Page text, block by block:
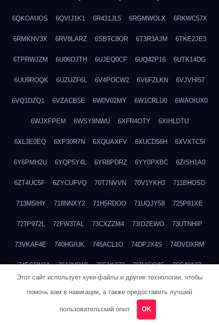
6QKOAUOS 6QVIJ1K1 6R431JL5 6RGMWOLX 6RKWC57X
6RMKNV3X 6RV8LARZ 6SBTC8OR 6T3R3AJM 6TKE2JE3
6TPRWJZM 6U06OJTH 6UJEQ0CF 6UQ42P16 6UTK14DG
6UU9ROQK 6UZUZF6L 6V4POCW2 6V6FZLKN 6VJVHI57
6VQ1DZQ1 6VZACB5E 6W0V02MY 6W1CRLU0 6WAOIUX0
6WJXFPEM 6WSY8NWU 6XFR4OTY 6XIHLDTU
6XL3E0EQ 6XP30R7N 6XQUAXFV 6XUCD56H 6XVXTC5I
6Y6PMH2U 6YQP5Y4L 6YR8PDRZ 6YY0PXBC 6ZISH1A0
6ZT4UC5F 6ZYCUFVQ 70T7NVVN 70V1YKH3 711BHOSD
713M5IHY 718NNXY2 71H5RDOO 71UQJY58 725P81XE
727P972L 72FW37AL 73CXZZM4 73IDZEWO 73UTNHIP
73VKAF4E 740HGIUK 745ACL1O 74DPJX4S 74DVDXRM
74FGRN3A 7612HD1B 7651K273 76BJGQ4F 76G4013Z
780FZHSV 78Q29S80
Этот сайт использует куки-файлы и другие технологии, чтобы
помочь вам в навигации, а также предоставить лучший
пользовательский опыт. OK